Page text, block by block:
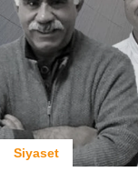
Siyaset